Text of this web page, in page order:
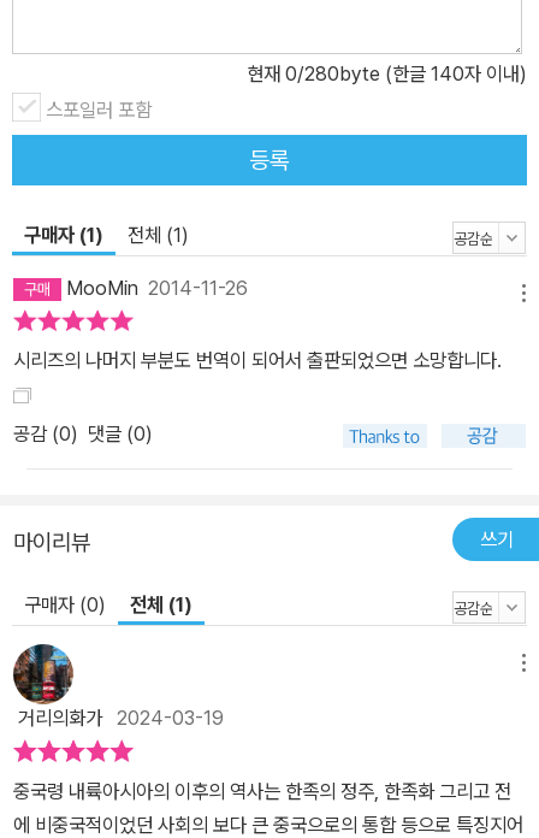
현재 0/280byte (한글 140자 이내)
스포일러 포함
등록
구매자 (1) 전체 (1)
MooMin 2014-11-26
시리즈의 나머지 부분도 번역이 되어서 출판되었으면 소망합니다.
공감 (0) 댓글 (0)
마이리뷰 쓰기
구매자 (0) 전체 (1)
거리의화가2024-03-19
중국령 내륙아시아의 이후의 역사는 한족의 정주, 한족화 그리고 전
에 비중국적이었던 사회의 보다 큰 중국으로의 통합 등으로 특징지어